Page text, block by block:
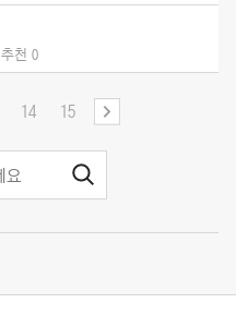
추천 0
14 15